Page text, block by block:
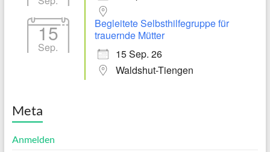
15
Sep.
Begleitete Selbsthilfegruppe für
trauernde Mütter
15 Sep. 26
Waldshut-Tiengen
Meta
Anmelden